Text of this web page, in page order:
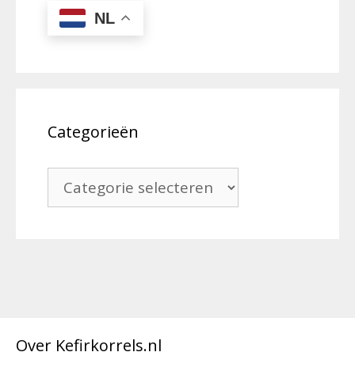
NL
Categorieën
Categorieën
Over Kefirkorrels.nl